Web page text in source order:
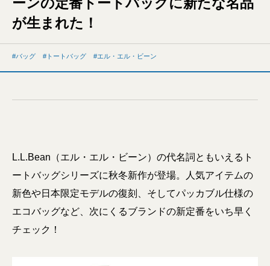
が生まれた！
バッグ トートバッグ エル・エル・ビーン
L.L.Bean（エル・エル・ビーン）の代名詞ともいえるト
ートバッグシリーズに秋冬新作が登場。人気アイテムの
新色や日本限定モデルの復刻、そしてパッカブル仕様の
エコバッグなど、次にくるブランドの新定番をいち早く
チェック！